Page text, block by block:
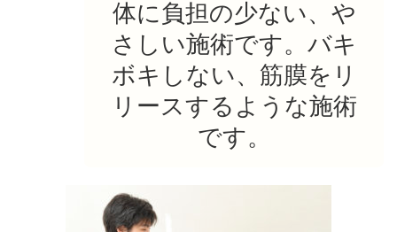
体に負担の少ない、や
さしい施術です。バキ
ボキしない、筋膜をリ
リースするような施術
です。